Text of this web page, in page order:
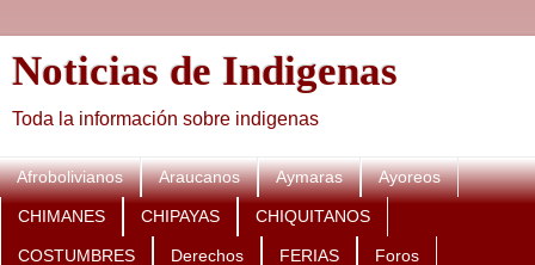
Noticias de Indigenas
Toda la información sobre indigenas
Afrobolivianos Araucanos Aymaras Ayoreos
CHIMANES CHIPAYAS CHIQUITANOS
COSTUMBRES Derechos FERIAS Foros